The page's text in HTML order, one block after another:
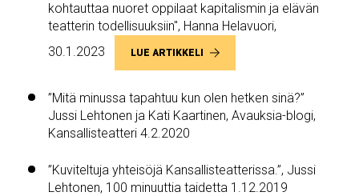
kohtauttaa nuoret oppilaat kapitalismin ja elävän
teatterin todellisuuksiin", Hanna Helavuori,
30.1.2023
LUE ARTIKKELI
”Mitä minussa tapahtuu kun olen hetken sinä?”
Jussi Lehtonen ja Kati Kaartinen, Avauksia-blogi,
Kansallisteatteri 4.2.2020
”Kuviteltuja yhteisöjä Kansallisteatterissa.”, Jussi
Lehtonen, 100 minuuttia taidetta 1.12.2019